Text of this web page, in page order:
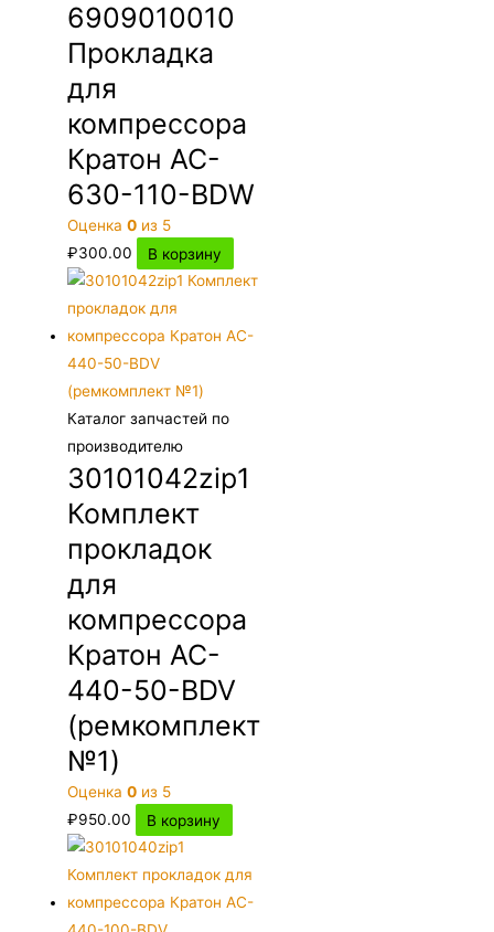
6909010010
Прокладка
для
компрессора
Кратон AC-
630-110-BDW
Оценка0 из 5
₽300.00 В корзину
Каталог запчастей по
производителю
30101042zip1
Комплект
прокладок
для
компрессора
Кратон AC-
440-50-BDV
(ремкомплект
№1)
Оценка0 из 5
₽950.00 В корзину